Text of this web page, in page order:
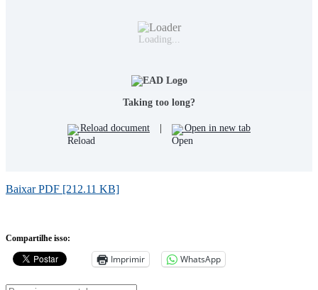
Loading...
Taking too long?
Reload document | Open in new tab
Baixar PDF [212.11 KB]
Compartilhe isso:
Imprimir WhatsApp